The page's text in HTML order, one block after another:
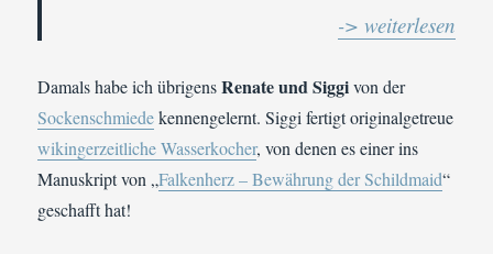
-> weiterlesen
Damals habe ich übrigensRenate und Siggivon der
Sockenschmiedekennengelernt. Siggi fertigt originalgetreue
wikingerzeitliche Wasserkocher, von denen es einer ins
Manuskript von „Falkenherz – Bewährung der Schildmaid“
geschafft hat!